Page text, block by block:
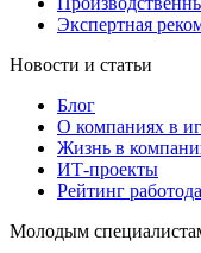
Экспертная
Новости и статьи
Блог
О компаниях в
Жизнь в
ИТ-проекты
Рейтинг
Молодым